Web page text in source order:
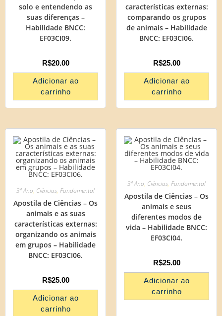
solo e entendendo as
suas diferenças –
Habilidade BNCC:
EF03CI09.
R$20.00
Adicionar ao
carrinho
características externas:
comparando os grupos
de animais – Habilidade
BNCC: EF03CI06.
R$25.00
Adicionar ao
carrinho
3º Ano, Ciências, Fundamental
Apostila de Ciências – Os
animais e as suas
características externas:
organizando os animais
em grupos – Habilidade
BNCC: EF03CI06.
R$25.00
Adicionar ao
carrinho
3º Ano, Ciências, Fundamental
Apostila de Ciências – Os
animais e seus
diferentes modos de
vida – Habilidade BNCC:
EF03CI04.
R$25.00
Adicionar ao
carrinho